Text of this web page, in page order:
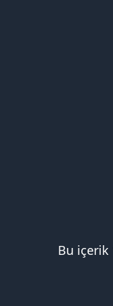
Bu içerik